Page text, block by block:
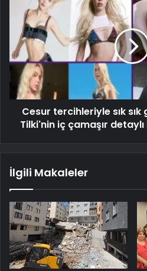
Cesur tercihleriyle sık
Tilki'nin iç çamaşır
İlgili Makaleler